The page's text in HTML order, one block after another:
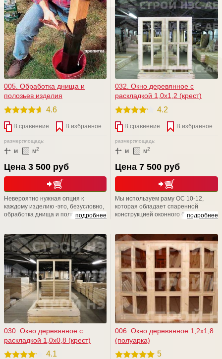
005. Обработка днища и
полозьев изделия
4.6
В сравнение В избранное
размер:
м
площадь:
м2
Цена 3 500 руб
подробнее
Невероятно нужная опция к
каждому изделию -это, безусловно,
обработка днища и полозьев
гниения и плесени) = надежная
защита вашего изделия от короеда
и гниения на долгие -долгие годы
032. Окно деревянное с
раскладкой 1,0х1,2 (крест)
4.2
В сравнение В избранное
размер:
м
площадь:
м2
Цена 7 500 руб
подробнее
Мы используем раму ОС 10-12,
которая обладает спаренной
конструкцией оконного блока, с
коробку изделия. Внутренняя и
наружная створки дополнительно
скреплены винтами. Отлично
подходит для различных дачных и
садовых домов, а также хозблоках.
030. Окно деревянное с
раскладкой 1,0х0,8 (крест)
4.1
006. Окно деревянное 1,2х1,8
(полуарка)
5